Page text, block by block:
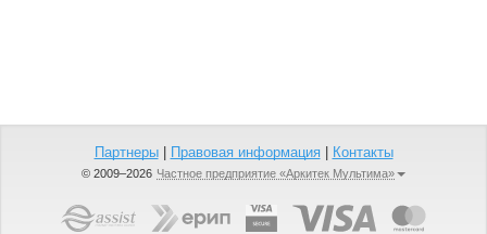
Партнеры| Правовая информация| Контакты
© 2009–2026 Частное предприятие «Аркитек Мультима»